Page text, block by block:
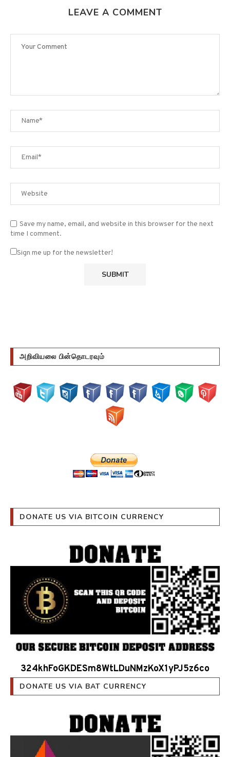
LEAVE A COMMENT
Save my name, email, and website in this browser for the next
time I comment.
Sign me up for the newsletter!
அறிவியலை பின்தொடரவும்
DONATE US VIA BITCOIN CURRENCY
324khFoGKDESm8WtLDuNMzKoX1yPJ5z6co
DONATE US VIA BAT CURRENCY